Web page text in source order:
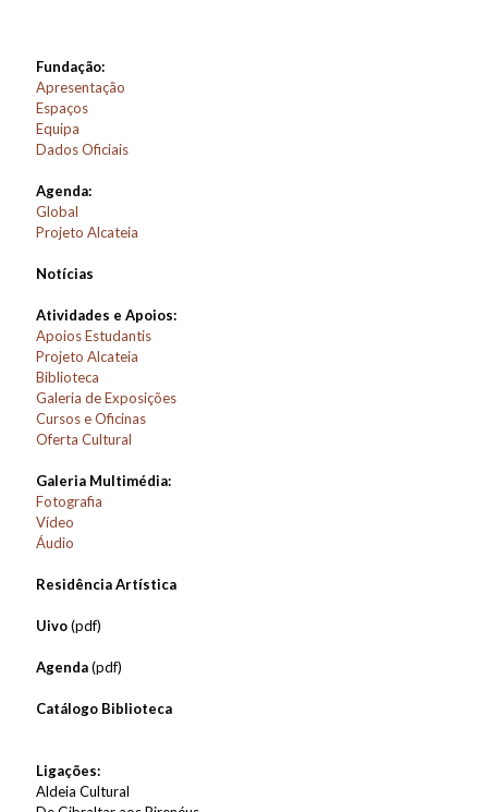
Fundação:
Apresentação
Espaços
Equipa
Dados Oficiais
Agenda:
Global
Projeto Alcateia
Notícias
Atividades e Apoios:
Apoios Estudantis
Projeto Alcateia
Biblioteca
Galeria de Exposições
Cursos e Oficinas
Oferta Cultural
Galeria Multimédia:
Fotografia
Vídeo
Áudio
Residência Artística
Uivo(pdf)
Agenda(pdf)
Catálogo Biblioteca
Ligações:
Aldeia Cultural